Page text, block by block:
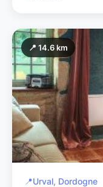
📍 14.6 km
📍Urval, Dordogne